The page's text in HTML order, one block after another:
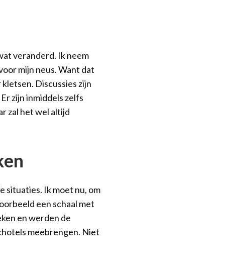
veranderd. Ik neem
mijn neus. Want dat
Discussies zijn
zijn inmiddels zelfs
zal het wel altijd
situaties. Ik moet nu, om
een schaal met
en werden de
meebrengen. Niet